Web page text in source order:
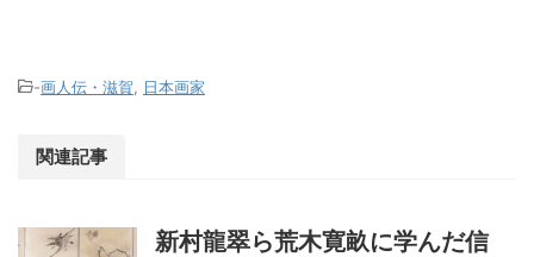
-画人伝・滋賀 日本画家
関連記事
新村龍翠ら荒木寛畝に学んだ信